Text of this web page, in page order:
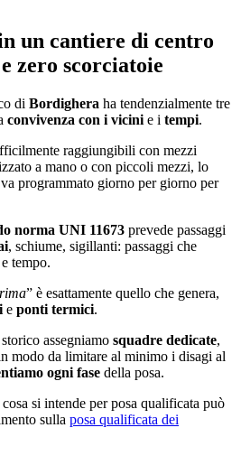
un cantiere di centro
zero scorciatoie
di Bordighera ha tendenzialmente tre
convivenza con i vicini e i tempi.
raggiungibili con mezzi
a mano o con piccoli mezzi, lo
va programmato giorno per giorno per
norma UNI 11673 prevede passaggi
, schiume, sigillanti: passaggi che
tempo.
” è esattamente quello che genera,
e ponti termici.
assegniamo squadre dedicate,
modo da limitare al minimo i disagi al
ogni fase della posa.
si intende per posa qualificata può
sulla posa qualificata dei